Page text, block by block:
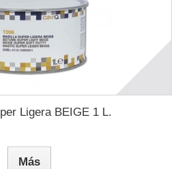
Ligera BEIGE 1 L.
Más